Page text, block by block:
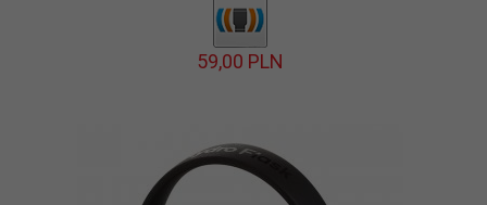
59,00 PLN